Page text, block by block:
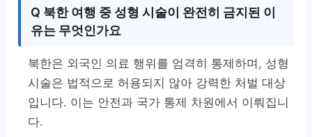
Q 북한 여행 중 성형 시술이 완전히 금지된 이
유는 무엇인가요
북한은 외국인 의료 행위를 엄격히 통제하며, 성형
시술은 법적으로 허용되지 않아 강력한 처벌 대상
입니다. 이는 안전과 국가 통제 차원에서 이뤄집니
다.